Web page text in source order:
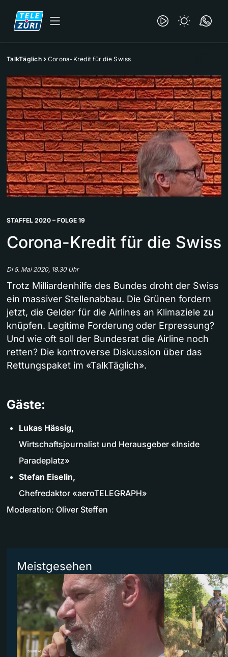
TalkTäglich Corona-Kredit für die Swiss
STAFFEL 2020 – FOLGE 19
Corona-Kredit für die Swiss
Di 5. Mai 2020, 18.30 Uhr
Trotz Milliardenhilfe des Bundes droht der Swiss
ein massiver Stellenabbau. Die Grünen fordern
jetzt, die Gelder für die Airlines an Klimaziele zu
knüpfen. Legitime Forderung oder Erpressung?
Und wie oft soll der Bundesrat die Airline noch
retten? Die kontroverse Diskussion über das
Rettungspaket im «TalkTäglich».
Gäste:
Lukas Hässig,
Wirtschaftsjournalist und Herausgeber «Inside
Paradeplatz»
Stefan Eiselin,
Chefredaktor «aeroTELEGRAPH»
Moderation: Oliver Steffen
Meistgesehen